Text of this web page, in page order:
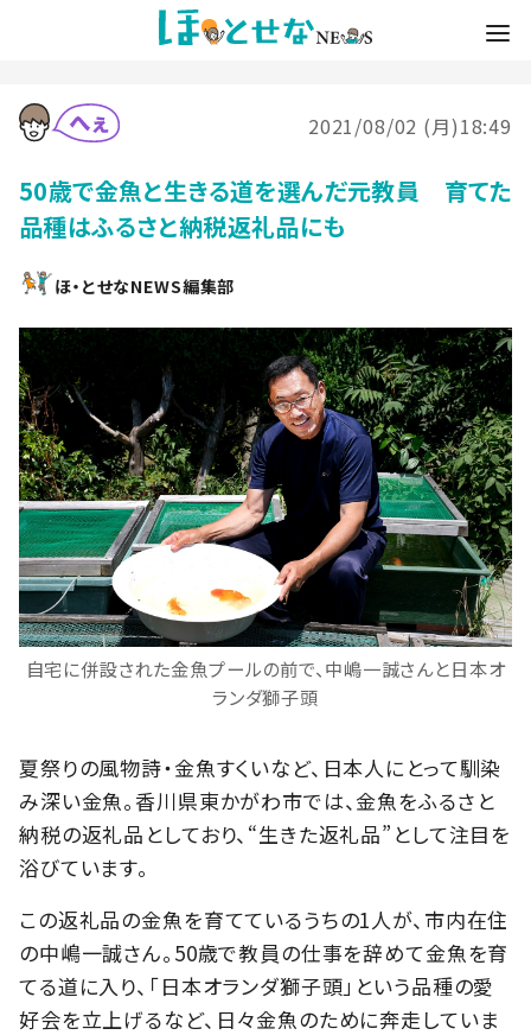
2021/08/02 (月)18:49
50歳で金魚と生きる道を選んだ元教員 育てた
品種はふるさと納税返礼品にも
ほ・とせなNEWS編集部
自宅に併設された金魚プールの前で、中嶋一誠さんと日本オ
ランダ獅子頭
夏祭りの風物詩・金魚すくいなど、日本人にとって馴染
み深い金魚。香川県東かがわ市では、金魚をふるさと
納税の返礼品としており、“生きた返礼品”として注目を
浴びています。
この返礼品の金魚を育てているうちの1人が、市内在住
の中嶋一誠さん。50歳で教員の仕事を辞めて金魚を育
てる道に入り、「日本オランダ獅子頭」という品種の愛
好会を立上げるなど、日々金魚のために奔走していま